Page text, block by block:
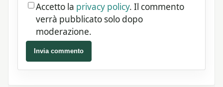
Accetto la privacy policy. Il commento
verrà pubblicato solo dopo
moderazione.
Invia commento